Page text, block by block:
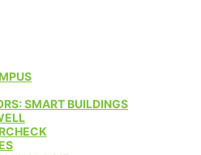
SMART BUILDINGS